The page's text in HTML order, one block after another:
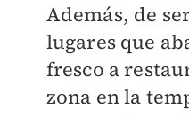
Además, de
lugares que
fresco a
zona en la